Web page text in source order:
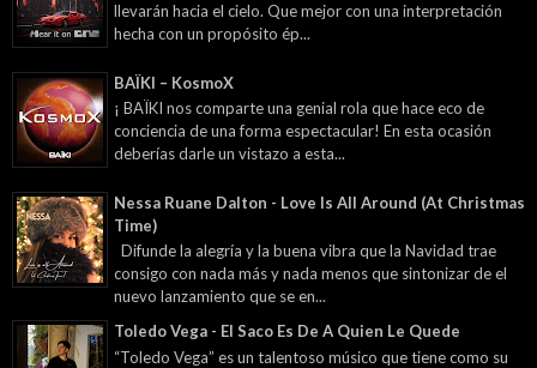
llevarán hacia el cielo. Que mejor con una interpretación
hecha con un propósito ép...
BAÏKI – KosmoX
¡ BAÏKI nos comparte una genial rola que hace eco de
conciencia de una forma espectacular! En esta ocasión
deberías darle un vistazo a esta...
Nessa Ruane Dalton - Love Is All Around (At Christmas
Time)
Difunde la alegría y la buena vibra que la Navidad trae
consigo con nada más y nada menos que sintonizar de el
nuevo lanzamiento que se en...
Toledo Vega - El Saco Es De A Quien Le Quede
“Toledo Vega” es un talentoso músico que tiene como su